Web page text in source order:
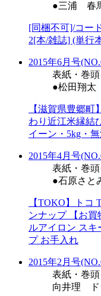
●三浦 春
[同梱不可]/コー
2[本/雑誌] (単行
2015年6月号
表紙・巻
●松田翔太
【滋賀県豊郷
わり近江米縁結
イーン・5kg・無
2015年4月号
表紙・巻
●石原さと
【TOKO】トコ
ンナップ 【お買
ルアイロン スキ
プ お手入れ
2015年2月号
表紙・巻
向井理 ド